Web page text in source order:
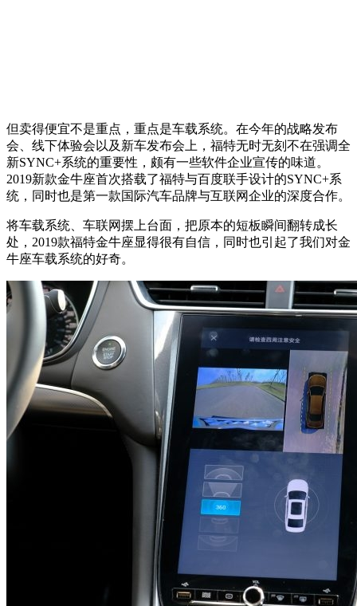
但卖得便宜不是重点，重点是车载系统。在今年的战略发布
会、线下体验会以及新车发布会上，福特无时无刻不在强调全
新SYNC+系统的重要性，颇有一些软件企业宣传的味道。
2019新款金牛座首次搭载了福特与百度联手设计的SYNC+系
统，同时也是第一款国际汽车品牌与互联网企业的深度合作。
将车载系统、车联网摆上台面，把原本的短板瞬间翻转成长
处，2019款福特金牛座显得很有自信，同时也引起了我们对金
牛座车载系统的好奇。